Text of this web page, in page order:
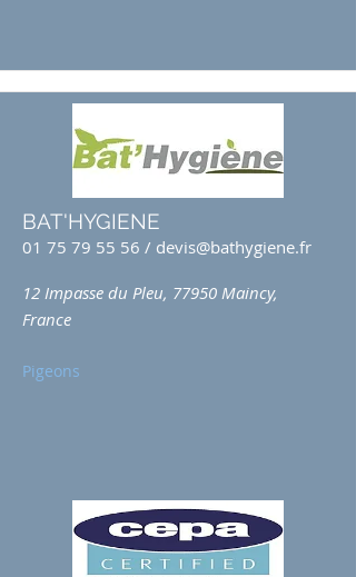
BAT'HYGIENE
01 75 79 55 56 / devis@bathygiene.fr
12 Impasse du Pleu, 77950 Maincy,
France
Pigeons